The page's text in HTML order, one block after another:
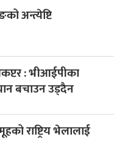
अन्त्येष्टि
: भीआईपीका
बचाउन उड्दैन
राष्ट्रिय भेलालाई